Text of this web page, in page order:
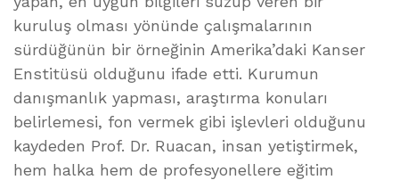
kuruluş olması yönünde çalışmalarının
sürdüğünün bir örneğinin Amerika’daki Kanser
Enstitüsü olduğunu ifade etti. Kurumun
danışmanlık yapması, araştırma konuları
belirlemesi, fon vermek gibi işlevleri olduğunu
kaydeden Prof. Dr. Ruacan, insan yetiştirmek,
hem halka hem de profesyonellere eğitim